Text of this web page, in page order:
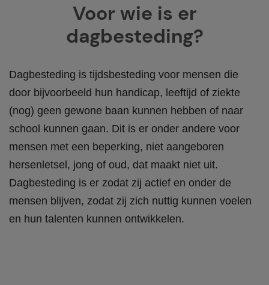
Voor wie is er
dagbesteding?
Dagbesteding is tijdsbesteding voor mensen die
door bijvoorbeeld hun handicap, leeftijd of ziekte
(nog) geen gewone baan kunnen hebben of naar
school kunnen gaan. Dit is er onder andere voor
mensen met een beperking, niet aangeboren
hersenletsel, jong of oud, dat maakt niet uit.
Dagbesteding is er zodat zij actief en onder de
mensen blijven, zodat zij zich nuttig kunnen voelen
en hun talenten kunnen ontwikkelen.